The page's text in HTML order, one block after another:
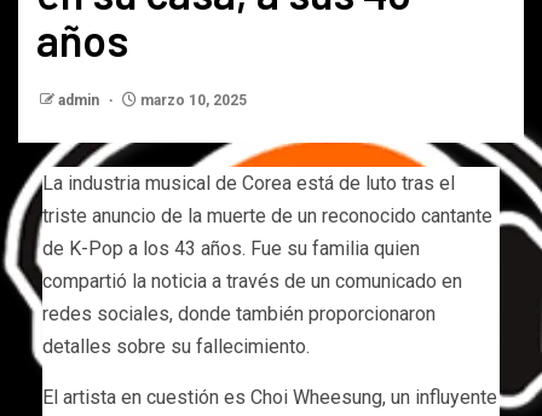
años
admin marzo 10, 2025
La industria musical de Corea está de luto tras el
triste anuncio de la muerte de un reconocido cantante
de K-Pop a los 43 años. Fue su familia quien
compartió la noticia a través de un comunicado en
redes sociales, donde también proporcionaron
detalles sobre su fallecimiento.
El artista en cuestión es Choi Wheesung, un influyente